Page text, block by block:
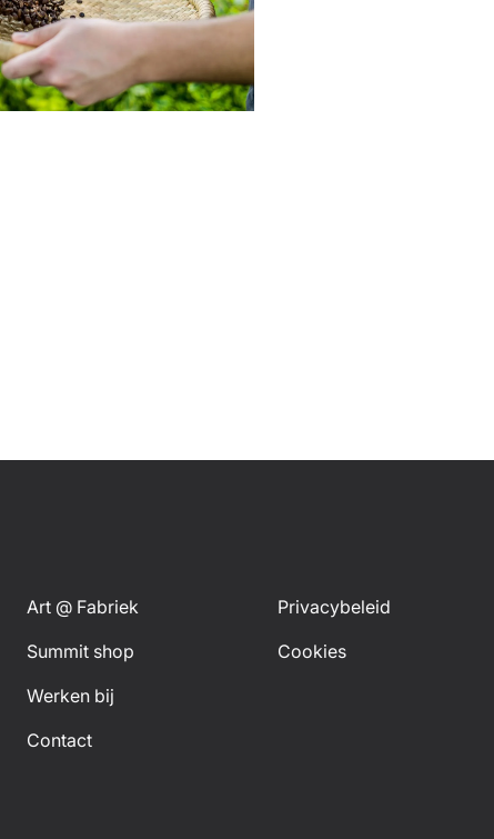
Art @ Fabriek
Summit shop
Werken bij
Contact
Privacybeleid
Cookies